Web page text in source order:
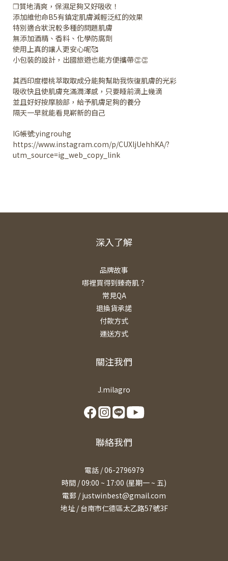
❒質地清爽，保濕足夠又好吸收！
添加維他命B5有鎮定肌膚減輕泛紅的效果
特別適合狀況較多種的問題肌膚
無添加酒精、香料、化學防腐劑
使用上真的讓人更安心呢🥰
小包裝的設計，出國旅遊也能方便攜帶👏👏
其西印度櫻桃萃取取成分能夠幫助我恢復肌膚的光彩
吸收快且使肌膚充滿潤澤感，只要睡前滴上幾滴
並且好好按摩臉部，給予肌膚足夠的養分
隔天一早就能看見嶄新的自己
IG帳號:yingrouhg
https://www.instagram.com/p/CUXljUehhKA/?
utm_source=ig_web_copy_link
深入了解
品牌故事
哪裡買得到臻奇肌？
常見QA
退換貨承諾
付款方式
運送方式
關注我們
J.milagro
聯絡我們
電話 / 06-2796979
時間 / 09:00 ~ 17:00 (星期一 ~ 五)
電郵 / justwinbest@gmail.com
地址 /台南市仁德區太乙路57號3F